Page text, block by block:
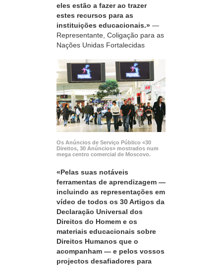
eles estão a fazer ao trazer
estes recursos para as
instituições educacionais.» —
Representante, Coligação para as
Nações Unidas Fortalecidas
Os Anúncios de Serviço Público «30
Direitos, 30 Anúncios» mostrados num
mega centro comercial de Moscovo.
«Pelas suas notáveis
ferramentas de aprendizagem —
incluindo as representações em
vídeo de todos os 30 Artigos da
Declaração Universal dos
Direitos do Homem e os
materiais educacionais sobre
Direitos Humanos que o
acompanham — e pelos vossos
projectos desafiadores para